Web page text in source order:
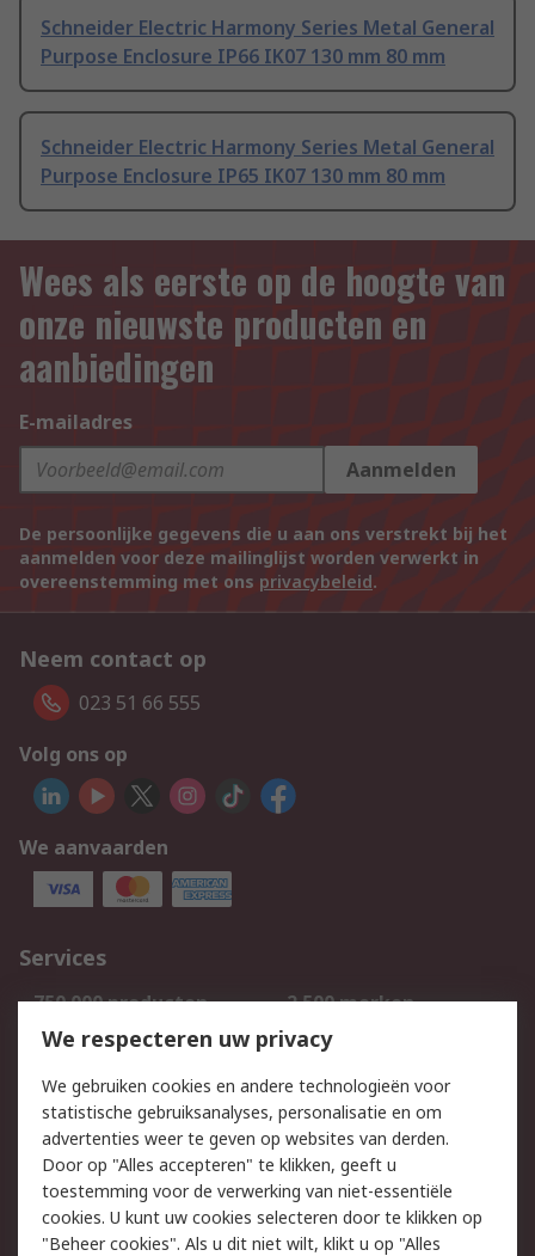
Schneider Electric Harmony Series Metal General
Purpose Enclosure IP66 IK07 130 mm 80 mm
Schneider Electric Harmony Series Metal General
Purpose Enclosure IP65 IK07 130 mm 80 mm
Wees als eerste op de hoogte van
onze nieuwste producten en
aanbiedingen
E-mailadres
Aanmelden
De persoonlijke gegevens die u aan ons verstrekt bij het
aanmelden voor deze mailinglijst worden verwerkt in
overeenstemming met ons privacybeleid.
Neem contact op
023 51 66 555
Volg ons op
We aanvaarden
Services
750.000 producten
2.500 merken
Bestellen
Inkoopoplossingen
Track & Trace
Wettelijk
Cookiebeleid
Email veiligheid
Privacybeleid
Websitevoorwaarden
We respecteren uw privacy
We gebruiken cookies en andere technologieën voor
statistische gebruiksanalyses, personalisatie en om
advertenties weer te geven op websites van derden.
Door op "Alles accepteren" te klikken, geeft u
toestemming voor de verwerking van niet-essentiële
cookies. U kunt uw cookies selecteren door te klikken op
"Beheer cookies". Als u dit niet wilt, klikt u op "Alles